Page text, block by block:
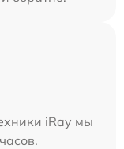
iRay мы